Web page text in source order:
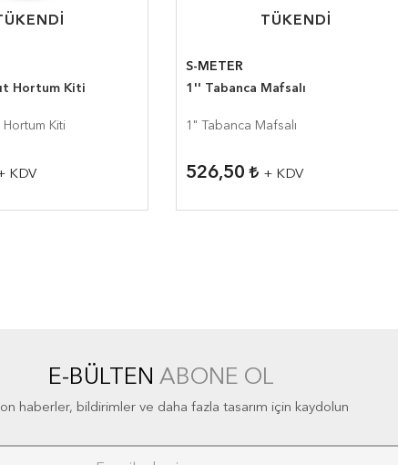
Hortum Kiti
Hortum Kiti
KDV
TÜKENDI
TÜKENDI
S-METER
1'' Tabanca Mafsalı
1" Tabanca Mafsalı
526,50 + KDV
E-BÜLTEN ABONE OL
haberler, bildirimler ve daha fazla tasarım için kaydolun